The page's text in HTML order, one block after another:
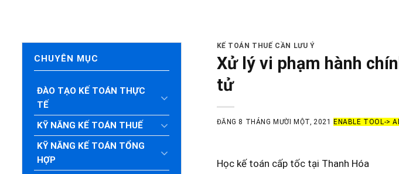
CHUYÊN MỤC
ĐÀO TẠO KẾ TOÁN THỰC
TẾ
KỸ NĂNG KẾ TOÁN THUẾ
KỸ NĂNG KẾ TOÁN TỔNG
HỢP
KẾ TOÁN THUẾ CẦN LƯU Ý
Xử lý vi phạm hành
tử
ĐĂNG 8 THÁNG MƯỜI MỘT, 2021 ENABLE TOOL->
Học kế toán cấp tốc tại Thanh Hóa